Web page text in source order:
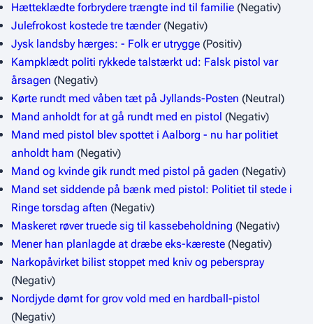
Hætteklædte forbrydere trængte ind til familie (Negativ)
Julefrokost kostede tre tænder(Negativ)
Jysk landsby hærges: - Folk er utrygge (Positiv)
Kampklædt politi rykkede talstærkt ud: Falsk pistol var
årsagen (Negativ)
Kørte rundt med våben tæt på Jyllands-Posten (Neutral)
Mand anholdt for at gå rundt med en pistol (Negativ)
Mand med pistol blev spottet i Aalborg - nu har politiet
anholdt ham (Negativ)
Mand og kvinde gik rundt med pistol på gaden (Negativ)
Mand set siddende på bænk med pistol: Politiet til stede i
Ringe torsdag aften (Negativ)
Maskeret røver truede sig til kassebeholdning (Negativ)
Mener han planlagde at dræbe eks-kæreste (Negativ)
Narkopåvirket bilist stoppet med kniv og peberspray
(Negativ)
Nordjyde dømt for grov vold med en hardball-pistol
(Negativ)